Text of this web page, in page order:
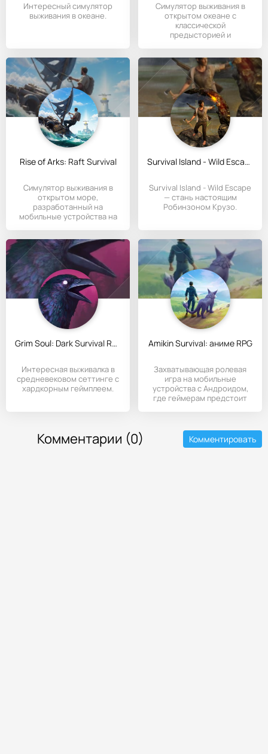
Интересный симулятор
выживания в океане.
Симулятор выживания в
открытом океане с
классической
предысторией и
Rise of Arks: Raft Survival
Симулятор выживания в
открытом море,
разработанный на
мобильные устройства на
Survival Island - Wild Escape
Survival Island - Wild Escape
— стань настоящим
Робинзоном Крузо.
Grim Soul: Dark Survival RPG
Интересная выживалка в
средневековом сеттинге с
хардкорным геймплеем.
Amikin Survival: аниме RPG
Захватывающая ролевая
игра на мобильные
устройства с Андроидом,
где геймерам предстоит
Комментарии (0) Комментировать